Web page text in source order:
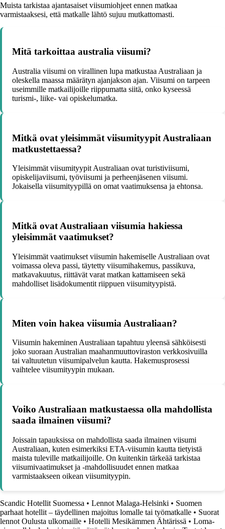
Muista tarkistaa ajantasaiset viisumiohjeet ennen matkaa
varmistaaksesi, että matkalle lähtö sujuu mutkattomasti.
Mitä tarkoittaa australia viisumi?
Australia viisumi on virallinen lupa matkustaa Australiaan ja
oleskella maassa määrätyn ajanjakson ajan. Viisumi on tarpeen
useimmille matkailijoille riippumatta siitä, onko kyseessä
turismi-, liike- vai opiskelumatka.
Mitkä ovat yleisimmät viisumityypit Australiaan
matkustettaessa?
Yleisimmät viisumityypit Australiaan ovat turistiviisumi,
opiskelijaviisumi, työviisumi ja perheenjäsenen viisumi.
Jokaisella viisumityypillä on omat vaatimuksensa ja ehtonsa.
Mitkä ovat Australiaan viisumia hakiessa
yleisimmät vaatimukset?
Yleisimmät vaatimukset viisumin hakemiselle Australiaan ovat
voimassa oleva passi, täytetty viisumihakemus, passikuva,
matkavakuutus, riittävät varat matkan kattamiseen sekä
mahdolliset lisädokumentit riippuen viisumityypistä.
Miten voin hakea viisumia Australiaan?
Viisumin hakeminen Australiaan tapahtuu yleensä sähköisesti
joko suoraan Australian maahanmuuttoviraston verkkosivuilla
tai valtuutetun viisumipalvelun kautta. Hakemusprosessi
vaihtelee viisumityypin mukaan.
Voiko Australiaan matkustaessa olla mahdollista
saada ilmainen viisumi?
Joissain tapauksissa on mahdollista saada ilmainen viisumi
Australiaan, kuten esimerkiksi ETA-viisumin kautta tietyistä
maista tuleville matkailijoille. On kuitenkin tärkeää tarkistaa
viisumivaatimukset ja -mahdollisuudet ennen matkaa
varmistaakseen oikean viisumityypin.
Scandic Hotellit Suomessa • Lennot Malaga-Helsinki • Suomen
parhaat hotellit – täydellinen majoitus lomalle tai työmatkalle • Suorat
lennot Oulusta ulkomaille • Hotelli Mesikämmen Ähtärissä • Loma-